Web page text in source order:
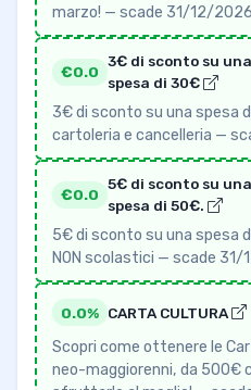
marzo! — scade 31/12/2026
€0.0
3€ di sconto su una
spesa di 30€
3€ di sconto su una spesa
cartoleria e cancelleria —
€0.0
5€ di sconto su una
spesa di 50€.
5€ di sconto su una spesa
NON scolastici — scade
0.0% CARTA CULTURA
Scopri come ottenere le
neo-maggiorenni, da 500€